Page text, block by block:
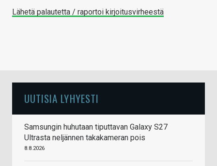
Lähetä palautetta / raportoi kirjoitusvirheestä
UUTISIA LYHYESTI
Samsungin huhutaan tiputtavan Galaxy S27
Ultrasta neljännen takakameran pois
8.8.2026